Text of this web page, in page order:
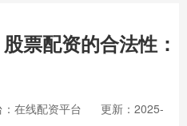
票配资的合法性：
：在线配资平台
更新：2025-